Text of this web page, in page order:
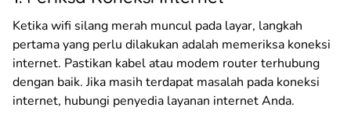
Ketika wifi silang merah muncul pada layar, langkah
pertama yang perlu dilakukan adalah memeriksa koneksi
internet. Pastikan kabel atau modem router terhubung
dengan baik. Jika masih terdapat masalah pada koneksi
internet, hubungi penyedia layanan internet Anda.